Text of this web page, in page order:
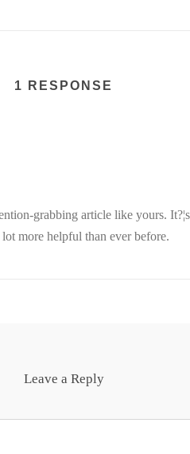
1 RESPONSE
grabbing article like yours.
more helpful than ever before.
Leave a Reply